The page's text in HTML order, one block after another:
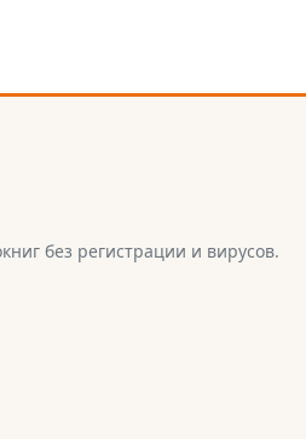
без регистрации и вирусов.